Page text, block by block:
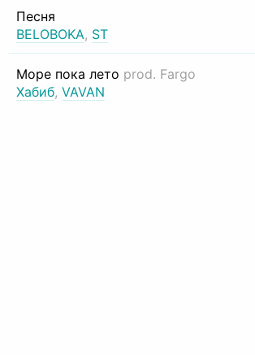
Песня
BELOBOKA, ST
Море пока лето prod. Fargo
Хабиб, VAVAN